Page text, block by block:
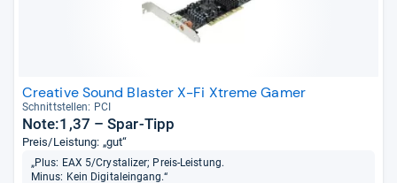
Creative Sound Blaster X-Fi Xtreme Gamer
Schnitt­stel­len: PCI
Note:1,37 – Spar-Tipp
Preis/Leistung: „gut“
„Plus: EAX 5/Crystalizer; Preis-Leistung.
Minus: Kein Digitaleingang.“